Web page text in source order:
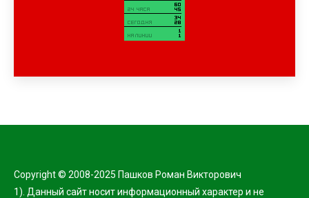
Copyright © 2008-2025 Пашков Роман Викторович
1). Данный сайт носит информационный характер и не